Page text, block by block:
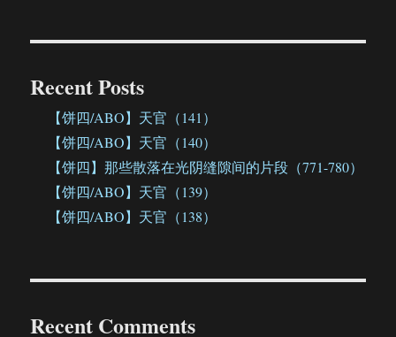
Recent Posts
【饼四/ABO】天官（141）
【饼四/ABO】天官（140）
【饼四】那些散落在光阴缝隙间的片段（771-780）
【饼四/ABO】天官（139）
【饼四/ABO】天官（138）
Recent Comments